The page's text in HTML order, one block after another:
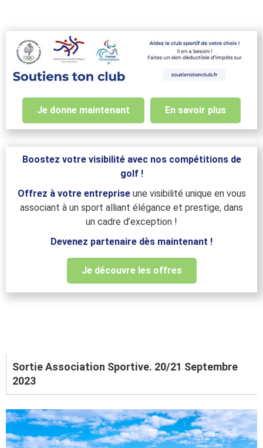
Je donne maintenant En savoir plus
Boostez votre visibilité avec nos compétitions de
golf !
Offrez à votre entrepriseune visibilité unique en vous
associant à un sport alliant élégance et prestige, dans
un cadre d’exception !
Devenez partenaire dès maintenant !
Je découvre les offres
Sortie Association Sportive. 20/21 Septembre
2023